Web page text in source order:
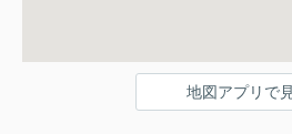
地図アプリで